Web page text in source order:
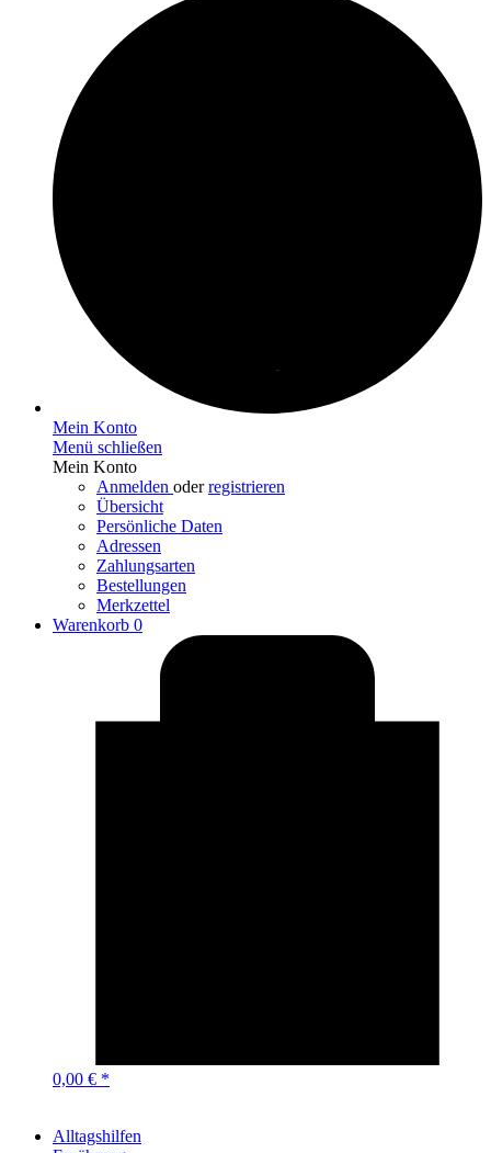
Mein Konto
Menü schließen
Mein Konto
Anmelden oderregistrieren
Übersicht
Persönliche Daten
Adressen
Zahlungsarten
Bestellungen
Merkzettel
Warenkorb 0
0,00 € *
Alltagshilfen